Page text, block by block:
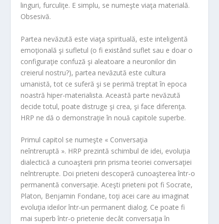
linguri, furculiţe. E simplu, se numeşte viaţa materială.
Obsesivă.
Partea nevăzută este viaţa spirituală, este inteligentă
emoţională şi sufletul (o fi existând suflet sau e doar o
configuraţie confuză şi aleatoare a neuronilor din
creierul nostru?), partea nevăzută este cultura
umanistă, tot ce suferă şi se perimă treptat în epoca
noastră hiper-materialista. Această parte nevăzută
decide totul, poate distruge şi crea, şi face diferenţa.
HRP ne dă o demonstraţie în nouă capitole superbe.
Primul capitol se numeşte « Conversaţia
neîntreruptă ». HRP prezintă schimbul de idei, evoluţia
dialectică a cunoaşterii prin prisma teoriei conversaţiei
neîntrerupte. Doi prieteni descoperă cunoaşterea într-o
permanentă conversaţie. Aceşti prieteni pot fi Socrate,
Platon, Benjamin Fondane, toţi acei care au imaginat
evoluţia ideilor într-un permanent dialog. Ce poate fi
mai superb într-o prietenie decât conversaţia în